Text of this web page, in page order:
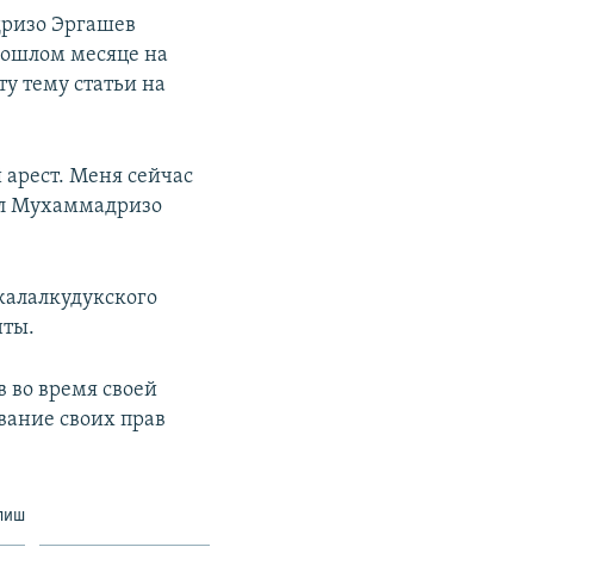
Эргашев
месяце на
тему статьи на
Меня сейчас
Мухаммадризо
во время своей
своих прав